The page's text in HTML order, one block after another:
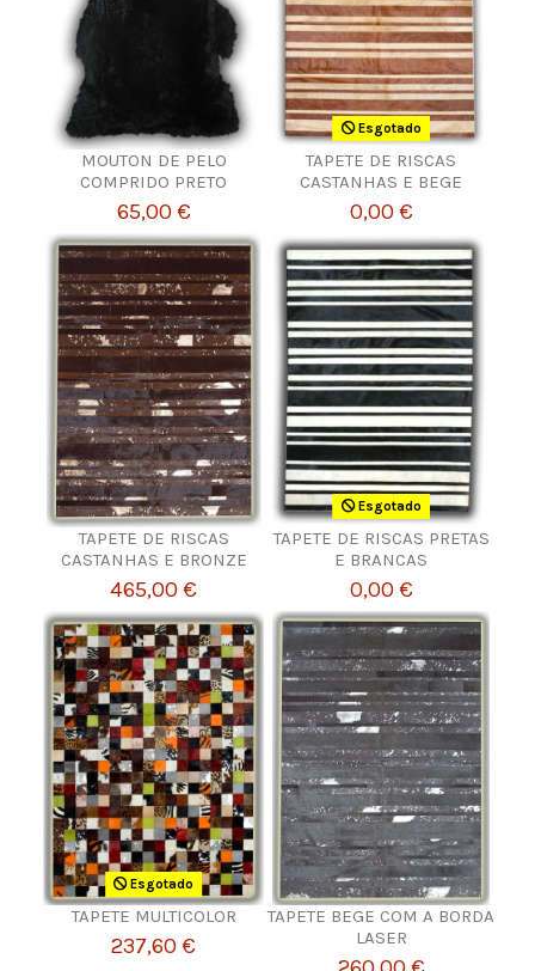
MOUTON DE PELO
COMPRIDO PRETO
65,00 €
Esgotado
TAPETE DE RISCAS
CASTANHAS E BEGE
0,00 €
TAPETE DE RISCAS
CASTANHAS E BRONZE
465,00 €
Esgotado
TAPETE DE RISCAS PRETAS
E BRANCAS
0,00 €
Esgotado
TAPETE MULTICOLOR
237,60 €
TAPETE BEGE COM A BORDA
LASER